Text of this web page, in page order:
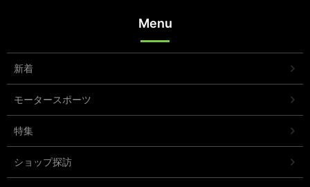
Menu
新着
モータースポーツ
特集
ショップ探訪